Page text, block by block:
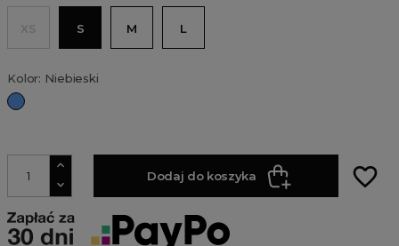
XS S M L
Kolor: Niebieski
Niebieski
Dodaj do koszyka favorite_border